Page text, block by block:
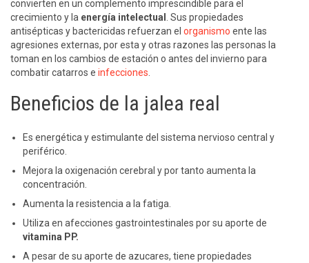
convierten en un complemento imprescindible para el
crecimiento y la energía intelectual . Sus propiedades
antisépticas y bactericidas refuerzan el organismo ente las
agresiones externas, por esta y otras razones las personas la
toman en los cambios de estación o antes del invierno para
combatir catarros e infecciones.
Beneficios de la jalea real
Es energética y estimulante del sistema nervioso central y
periférico.
Mejora la oxigenación cerebral y por tanto aumenta la
concentración.
Aumenta la resistencia a la fatiga.
Utiliza en afecciones gastrointestinales por su aporte de
vitamina PP.
A pesar de su aporte de azucares, tiene propiedades